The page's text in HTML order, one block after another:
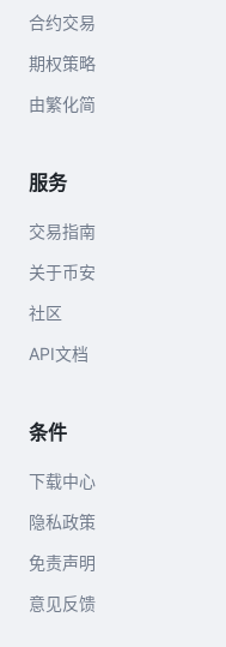
合约交易
期权策略
由繁化简
服务
交易指南
关于币安
社区
API文档
条件
下载中心
隐私政策
免责声明
意见反馈